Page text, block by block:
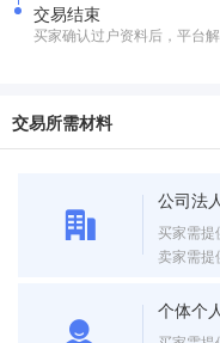
交易结束
买家确认过户资料后，平台
交易所需材料
公司法
买家需提
卖家需提
个体个